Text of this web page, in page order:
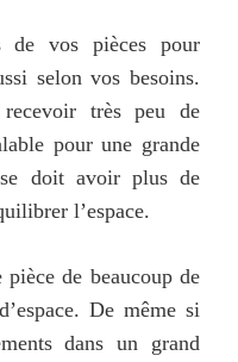
de vos pièces pour
selon vos besoins.
très peu de
pour une grande
doit avoir plus de
l’espace.
de beaucoup de
De même si
dans un grand